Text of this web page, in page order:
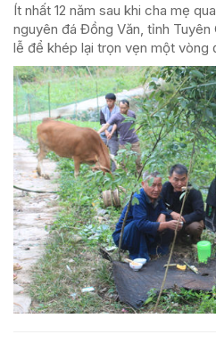
Ít nhất 12 năm sau khi cha mẹ
nguyên đá Đồng Văn, tỉnh
lễ để khép lại trọn vẹn một vòng